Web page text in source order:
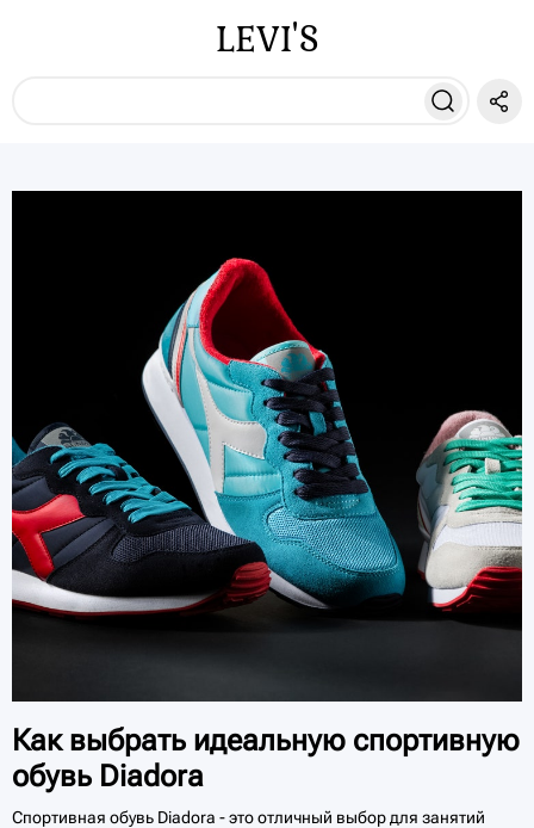
LEVI'S
Как выбрать идеальную спортивную
обувь Diadora
Спортивная обувь Diadora - это отличный выбор для занятий